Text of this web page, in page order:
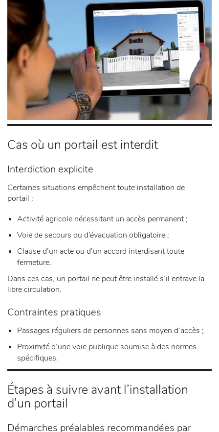
Cas où un portail est interdit
Interdiction explicite
Certaines situations empêchent toute installation de
portail :
Activité agricole nécessitant un accès permanent ;
Voie de secours ou d’évacuation obligatoire ;
Clause d’un acte ou d’un accord interdisant toute
fermeture.
Dans ces cas, un portail ne peut être installé s’il entrave la
libre circulation.
Contraintes pratiques
Passages réguliers de personnes sans moyen d’accès ;
Proximité d’une voie publique soumise à des normes
spécifiques.
Étapes à suivre avant l’installation
d’un portail
Démarches préalables recommandées par